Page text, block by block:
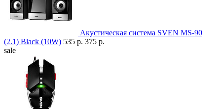
Акустическая система SVEN MS-90
(2.1) Black (10W) 535 р. 375 р.
sale